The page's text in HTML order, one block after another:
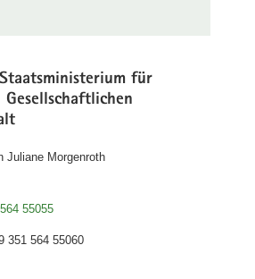
Staatsministerium für
Gesellschaftlichen
Juliane Morgenroth
55055
351 564 55060